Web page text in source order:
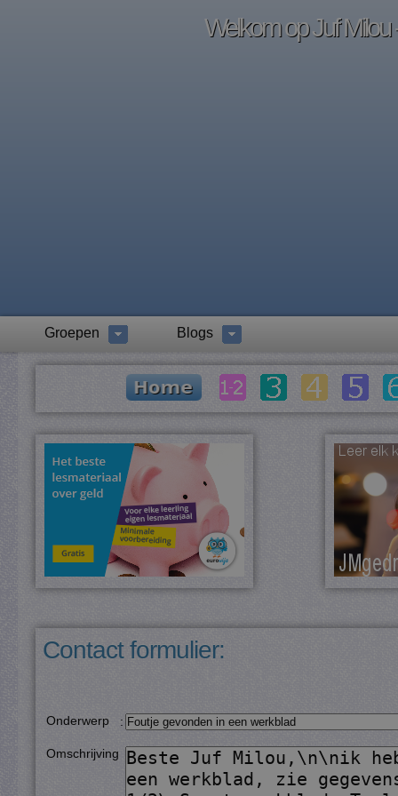
Welkom op Juf Milou
Groepen Blogs
Contact formulier:
Onderwerp :
Omschrijving